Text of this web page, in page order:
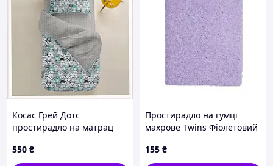
Косас Грей Дотс
простирадло на матрац
X76C9273P5
550 ₴
Простирадло на гумці
махрове Twins Фіолетовий
155 ₴